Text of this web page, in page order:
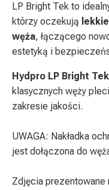
LP Bright Tek to
którzy oczekują
węża, łączącego
estetyką i
Hydpro LP Bright Tek
klasycznych węży
zakresie jakości.
UWAGA: Nakładka
jest dołączona do
Zdjęcia prezentowane